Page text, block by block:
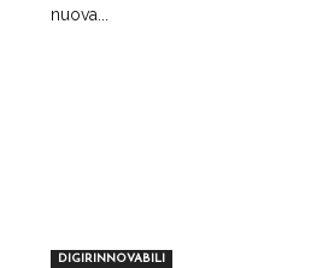
nuova...
DIGIRINNOVABILI